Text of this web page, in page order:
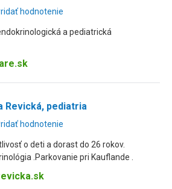
hodnotenie
a pediatrická
Revická, pediatria
hodnotenie
o deti a dorast do 26 rokov.
.Parkovanie pri Kauflande .